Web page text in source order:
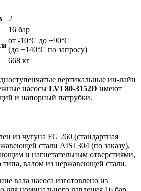
2
16 бар
от -10°C до +90°C
(до +140°C по запросу)
668 кг
вертикальные ин-лайн
насосы LVI 80-3152D имеют
и напорный патрубки.
из чугуна FG 260 (стандартная
стали AISI 304 (по заказу),
и нагнетательным отверстиями,
типа, валом из нержавеющей стали.
вала насоса изготовлено из